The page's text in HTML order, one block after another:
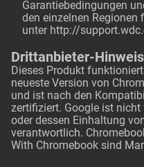
Garantiebedingungen
den einzelnen Regionen
unter http://
Drittanbieter-
Dieses Produkt
neueste Version von
und ist nach den
zertifiziert. Google ist
oder dessen Einhaltung
verantwortlich.
With Chromebook sind